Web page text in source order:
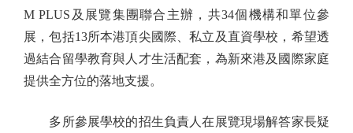
M PLUS及展覽集團聯合主辦，共34個機構和單位參
展，包括13所本港頂尖國際、私立及直資學校，希望透
過結合留學教育與人才生活配套，為新來港及國際家庭
提供全方位的落地支援。
多所參展學校的招生負責人在展覽現場解答家長疑